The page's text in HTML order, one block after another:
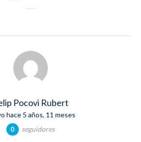
Pocovi Rubert
hace 5 años, 11 meses
0 seguidores